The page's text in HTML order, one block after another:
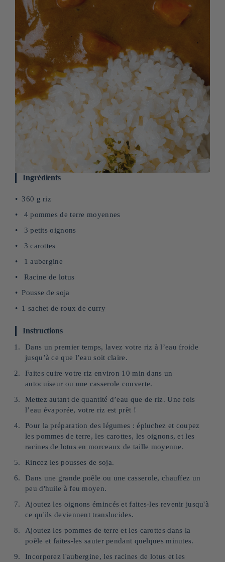
Ingrédients
360 g riz
4 pommes de terre moyennes
3 petits oignons
3 carottes
1 aubergine
Racine de lotus
Pousse de soja
1 sachet de roux de curry
Instructions
Dans un premier temps, lavez votre riz à l’eau froide
jusqu’à ce que l’eau soit claire.
Faites cuire votre riz environ 10 min dans un
autocuiseur ou une casserole couverte.
Mettez autant de quantité d’eau que de riz. Une fois
l’eau évaporée, votre riz est prêt !
Pour la préparation des légumes : épluchez et coupez
les pommes de terre, les carottes, les oignons, et les
racines de lotus en morceaux de taille moyenne.
Rincez les pousses de soja.
Dans une grande poêle ou une casserole, chauffez un
peu d'huile à feu moyen.
Ajoutez les oignons émincés et faites-les revenir jusqu'à
ce qu'ils deviennent translucides.
Ajoutez les pommes de terre et les carottes dans la
poêle et faites-les sauter pendant quelques minutes.
Incorporez l'aubergine, les racines de lotus et les